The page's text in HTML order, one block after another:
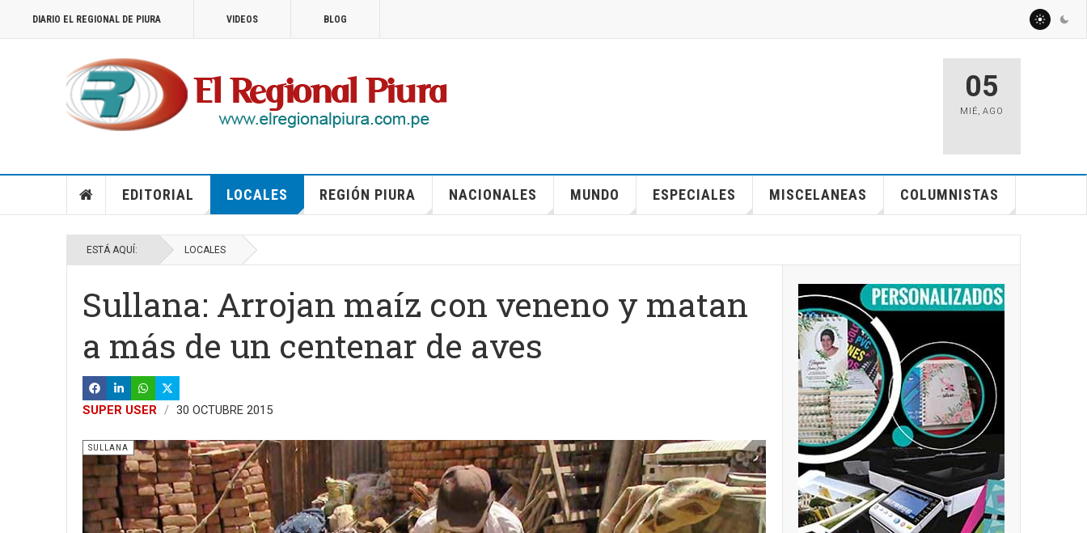
DIARIO EL REGIONAL DE PIURA VIDEOS BLOG
05
MIÉ, AGO
EDITORIAL LOCALES REGIÓN PIURA NACIONALES MUNDO ESPECIALES MISCELANEAS COLUMNISTAS
ESTÁ AQUÍ: LOCALES
Sullana: Arrojan maíz con veneno y matan
a más de un centenar de aves
SUPER USER 30 OCTUBRE 2015
SULLANA